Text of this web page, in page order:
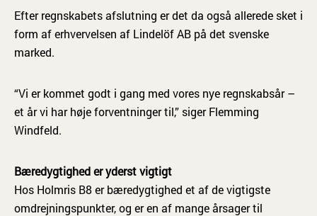
Efter regnskabets afslutning er det da også allerede sket i
form af erhvervelsen af Lindelöf AB på det svenske
marked.
“Vi er kommet godt i gang med vores nye regnskabsår –
et år vi har høje forventninger til,” siger Flemming
Windfeld.
Bæredygtighed er yderst vigtigt
Hos Holmris B8 er bæredygtighed et af de vigtigste
omdrejningspunkter, og er en af mange årsager til